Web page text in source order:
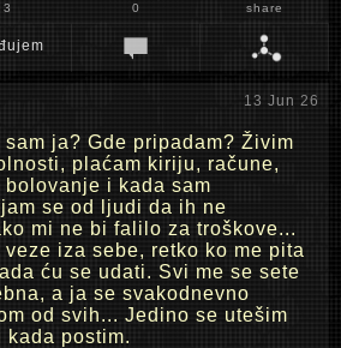
3 0 share
13 Jun 26
ja? Gde pripadam? Živim
plaćam kiriju, račune,
i kada sam
se od ljudi da ih ne
mi ne bi falilo za troškove...
iza sebe, retko ko me pita
ću se udati. Svi me se sete
a ja se svakodnevno
od svih... Jedino se utešim
kada postim.